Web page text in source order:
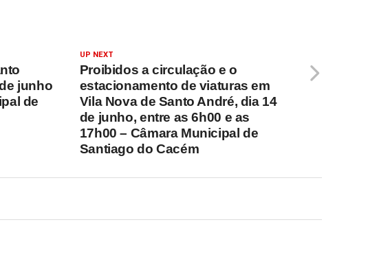
UP NEXT
Proibidos a circulação e o
estacionamento de viaturas em
Vila Nova de Santo André, dia 14
de junho, entre as 6h00 e as
17h00 – Câmara Municipal de
Santiago do Cacém
junho
de